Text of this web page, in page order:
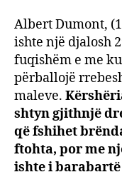
Albert Dumont,
ishte një djalosh
fuqishëm e me
përballojë
maleve.
shtyn gjithnjë
që fshihet
ftohta, por me
ishte i